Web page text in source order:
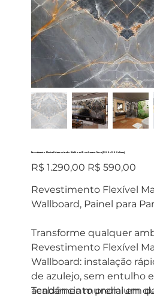
Revestimento Flexível Marmorizado Wallboard Port Laurent Cinza (1200x2900x5mm)
Preço
original
R$ 1.290,00 Preço
promocional
R$ 590,00
Revestimento Flexível
Wallboard, Painel para
Transforme qualquer
Revestimento Flexível
Wallboard: instalação
de azulejo, sem entulho
acabamento premium
Tendência mundial em